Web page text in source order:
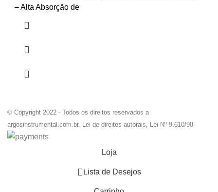
– Alta Absorção de
© Copyright 2022 - Todos os direitos reservados a
argosinstrumental.com.br. Lei de direitos autorais, Lei Nº 9.610/98
Loja
0Lista de Desejos